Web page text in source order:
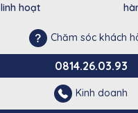
linh hoạt
Chăm sóc khách
0814.26.03.93
Kinh doanh